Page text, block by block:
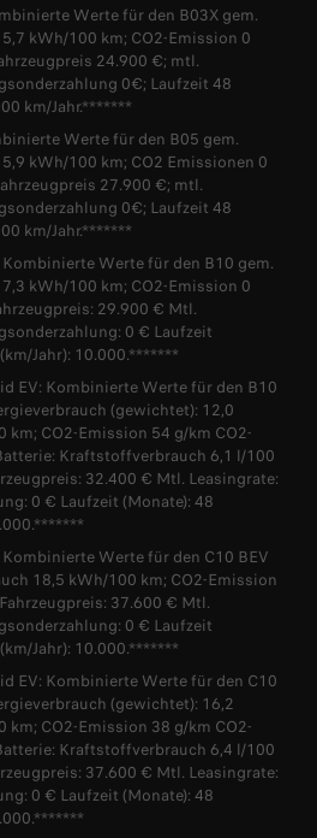
Werte für den B03X gem.
kWh/100 km; CO2-Emission 0
24.900 €; mtl.
0€; Laufzeit 48
km/Jahr.*******
Werte für den B05 gem.
kWh/100 km; CO2 Emissionen 0
27.900 €; mtl.
0€; Laufzeit 48
km/Jahr.*******
Werte für den B10 gem.
kWh/100 km; CO2-Emission 0
29.900 € Mtl.
0 € Laufzeit
Jahr): 10.000.*******
EV: Kombinierte Werte für den B10
(gewichtet): 12,0
CO2-Emission 54 g/km CO2-
Kraftstoffverbrauch 6,1 l/100
32.400 € Mtl. Leasingrate:
0 € Laufzeit (Monate): 48
Werte für den C10 BEV
18,5 kWh/100 km; CO2-Emission
37.600 € Mtl.
0 € Laufzeit
Jahr): 10.000.*******
EV: Kombinierte Werte für den C10
(gewichtet): 16,2
CO2-Emission 38 g/km CO2-
Kraftstoffverbrauch 6,4 l/100
37.600 € Mtl. Leasingrate:
0 € Laufzeit (Monate): 48